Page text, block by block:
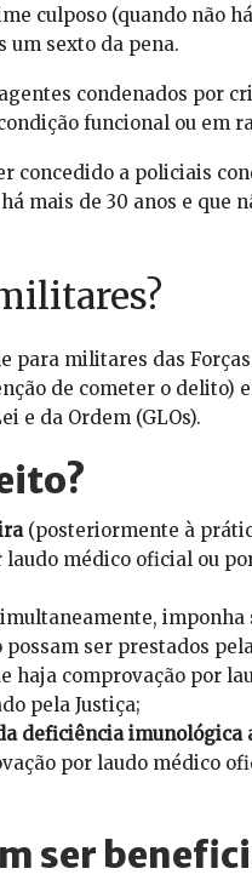
culposo (quando não
um sexto da pena.
condenados por
funcional ou em
concedido a policiais
mais de 30 anos e que
para militares das
de cometer o delito)
e da Ordem (GLOs).
(posteriormente à
médico oficial ou
ser prestados
haja comprovação por
pela Justiça;
deficiência imunológica
por laudo médico
ser